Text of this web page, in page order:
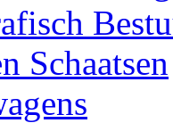
Schaatsen